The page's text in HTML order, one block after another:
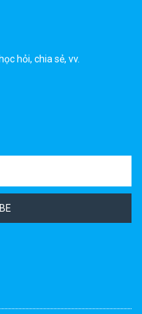
hỏi, chia sẻ, vv.